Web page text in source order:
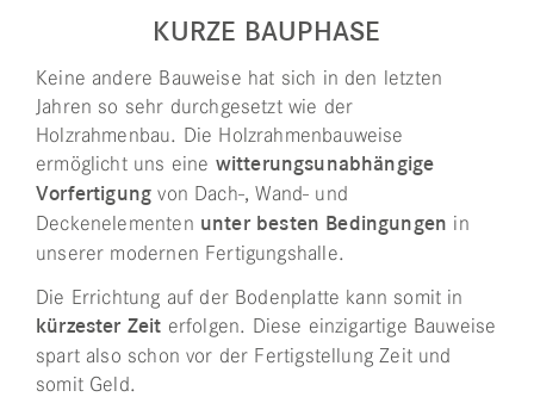
KURZE BAUPHASE
Keine andere Bauweise hat sich in den letzten
Jahren so sehr durchgesetzt wie der
Holzrahmenbau. Die Holzrahmenbauweise
ermöglicht uns eine witterungsunabhängige
Vorfertigung von Dach-, Wand- und
Deckenelementen unter besten Bedingungen in
unserer modernen Fertigungshalle.
Die Errichtung auf der Bodenplatte kann somit in
kürzester Zeit erfolgen. Diese einzigartige Bauweise
spart also schon vor der Fertigstellung Zeit und
somit Geld.